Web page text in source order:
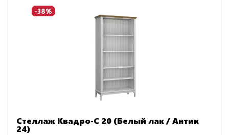
-38%
Стеллаж Квадро-С 20 (Белый лак / Антик
24)